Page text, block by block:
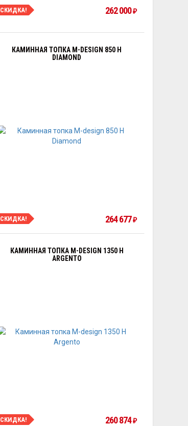
СКИДКА! 262 000₽
КАМИННАЯ ТОПКА M-DESIGN 850 H
DIAMOND
СКИДКА! 264 677₽
КАМИННАЯ ТОПКА M-DESIGN 1350 H
ARGENTO
СКИДКА! 260 874₽